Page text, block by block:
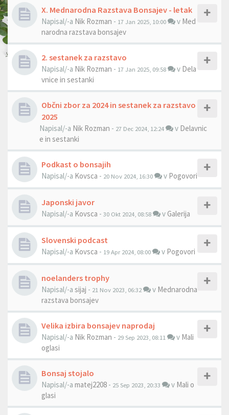
X. Mednarodna Razstava Bonsajev - letak
Napisal/-a Nik Rozman - 17 Jan 2025, 10:00 v Med
narodna razstava bonsajev
2. sestanek za razstavo
Napisal/-a Nik Rozman - 17 Jan 2025, 09:58 v Dela
vnice in sestanki
Občni zbor za 2024 in sestanek za razstavo
2025
Napisal/-a Nik Rozman - 27 Dec 2024, 12:24 v Delavnic
e in sestanki
Podkast o bonsajih
Napisal/-a Kovsca - 20 Nov 2024, 16:30 v Pogovori
Japonski javor
Napisal/-a Kovsca - 30 Okt 2024, 08:58 v Galerija
Slovenski podcast
Napisal/-a Kovsca - 19 Apr 2024, 08:00 v Pogovori
noelanders trophy
Napisal/-a sijaj - 21 Nov 2023, 06:32 v Mednarodna
razstava bonsajev
Velika izbira bonsajev naprodaj
Napisal/-a Nik Rozman - 29 Sep 2023, 08:11 v Mali
oglasi
Bonsaj stojalo
Napisal/-a matej2208 - 25 Sep 2023, 20:33 v Mali o
glasi